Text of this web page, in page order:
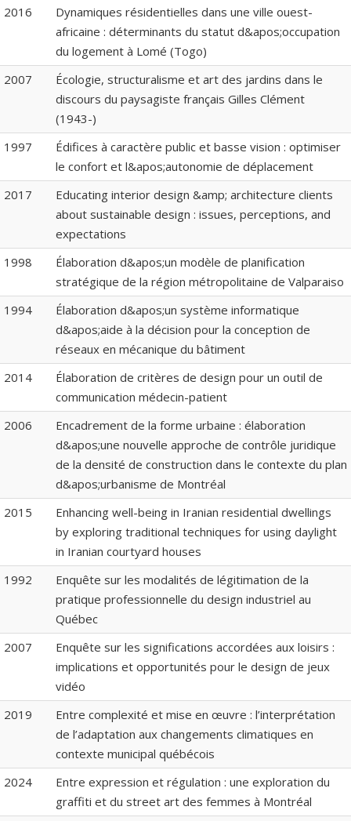
2016
Dynamiques résidentielles dans une ville ouest-
africaine : déterminants du statut d&apos;occupation
du logement à Lomé (Togo)
2007
Écologie, structuralisme et art des jardins dans le
discours du paysagiste français Gilles Clément
(1943-)
1997
Édifices à caractère public et basse vision : optimiser
le confort et l&apos;autonomie de déplacement
2017
Educating interior design &amp; architecture clients
about sustainable design : issues, perceptions, and
expectations
1998
Élaboration d&apos;un modèle de planification
stratégique de la région métropolitaine de Valparaiso
1994
Élaboration d&apos;un système informatique
d&apos;aide à la décision pour la conception de
réseaux en mécanique du bâtiment
2014
Élaboration de critères de design pour un outil de
communication médecin-patient
2006
Encadrement de la forme urbaine : élaboration
d&apos;une nouvelle approche de contrôle juridique
de la densité de construction dans le contexte du plan
d&apos;urbanisme de Montréal
2015
Enhancing well-being in Iranian residential dwellings
by exploring traditional techniques for using daylight
in Iranian courtyard houses
1992
Enquête sur les modalités de légitimation de la
pratique professionnelle du design industriel au
Québec
2007
Enquête sur les significations accordées aux loisirs :
implications et opportunités pour le design de jeux
vidéo
2019
Entre complexité et mise en œuvre : l’interprétation
de l’adaptation aux changements climatiques en
contexte municipal québécois
2024
Entre expression et régulation : une exploration du
graffiti et du street art des femmes à Montréal